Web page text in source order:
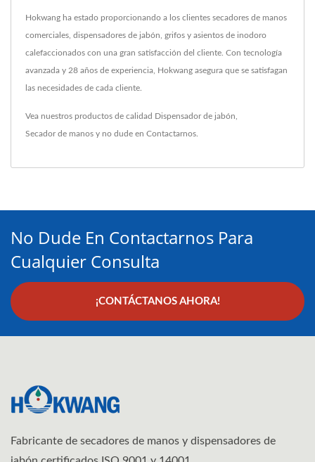
Hokwang ha estado proporcionando a los clientes secadores de manos
comerciales, dispensadores de jabón, grifos y asientos de inodoro
calefaccionados con una gran satisfacción del cliente. Con tecnología
avanzada y 28 años de experiencia, Hokwang asegura que se satisfagan
las necesidades de cada cliente.
Vea nuestros productos de calidad Dispensador de jabón
Secador de manos y no dude en Contactarnos
No Dude En Contactarnos Para
Cualquier Consulta
¡CONTÁCTANOS AHORA!
Fabricante de secadores de manos y dispensadores de